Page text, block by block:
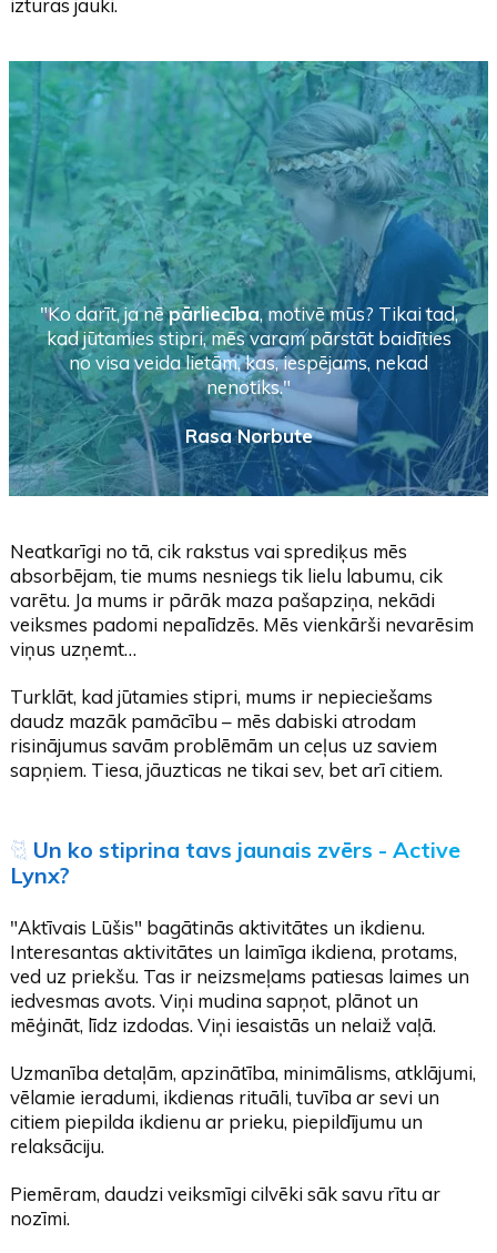
"Ko darīt, ja nēpārliecība, motivē mūs? Tikai tad,
kad jūtamies stipri, mēs varam pārstāt baidīties
no visa veida lietām, kas, iespējams, nekad
nenotiks."
Rasa Norbute
Neatkarīgi no tā, cik rakstus vai sprediķus mēs
absorbējam, tie mums nesniegs tik lielu labumu, cik
varētu. Ja mums ir pārāk maza pašapziņa, nekādi
veiksmes padomi nepalīdzēs. Mēs vienkārši nevarēsim
viņus uzņemt…
Turklāt, kad jūtamies stipri, mums ir nepieciešams
daudz mazāk pamācību – mēs dabiski atrodam
risinājumus savām problēmām un ceļus uz saviem
sapņiem. Tiesa, jāuzticas ne tikai sev, bet arī citiem.
🐈 Un ko stiprina tavs jaunais zvērs - Active
Lynx?
"Aktīvais Lūšis" bagātinās aktivitātes un ikdienu.
Interesantas aktivitātes un laimīga ikdiena, protams,
ved uz priekšu. Tas ir neizsmeļams patiesas laimes un
iedvesmas avots. Viņi mudina sapņot, plānot un
mēģināt, līdz izdodas. Viņi iesaistās un nelaiž vaļā.
Uzmanība detaļām, apzinātība, minimālisms, atklājumi,
vēlamie ieradumi, ikdienas rituāli, tuvība ar sevi un
citiem piepilda ikdienu ar prieku, piepildījumu un
relaksāciju.
Piemēram, daudzi veiksmīgi cilvēki sāk savu rītu ar
nozīmi.